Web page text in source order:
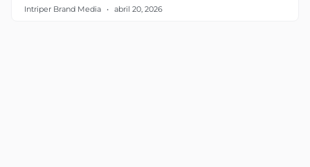
Intriper Brand Media abril 20, 2026